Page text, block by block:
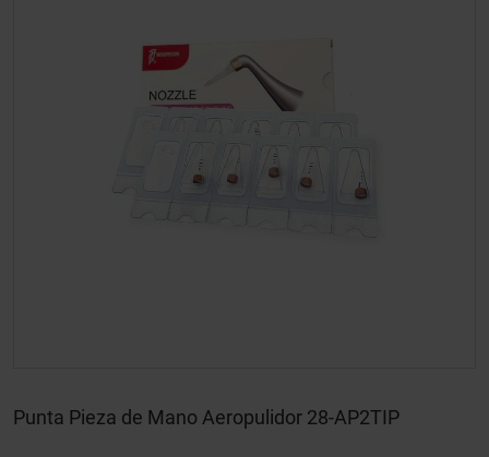
Punta Pieza de Mano Aeropulidor 28-AP2TIP